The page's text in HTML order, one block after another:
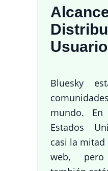
Bluesky
mundo. En
Estados
casi la
web,